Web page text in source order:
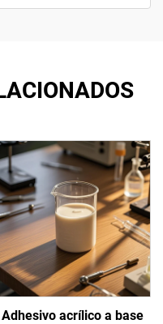
Adhesivo acrílico a base